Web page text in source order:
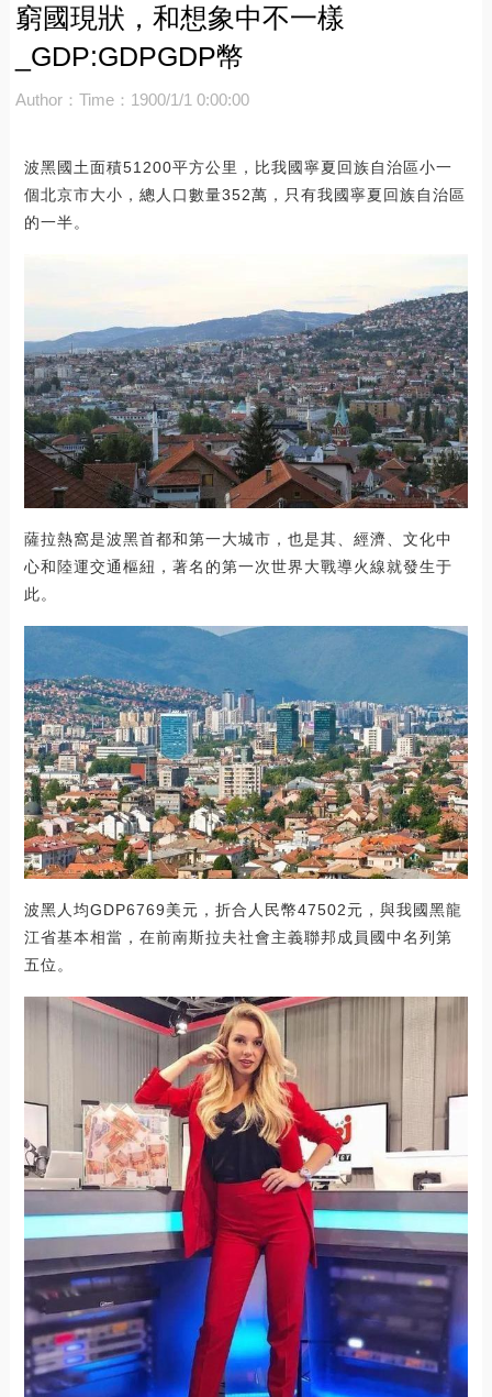
窮國現狀，和想象中不一樣
_GDP:GDPGDP幣
Author： Time：1900/1/1 0:00:00
波黑國土面積51200平方公里，比我國寧夏回族自治區小一
個北京市大小，總人口數量352萬，只有我國寧夏回族自治區
的一半。
薩拉熱窩是波黑首都和第一大城市，也是其、經濟、文化中
心和陸運交通樞紐，著名的第一次世界大戰導火線就發生于
此。
波黑人均GDP6769美元，折合人民幣47502元，與我國黑龍
江省基本相當，在前南斯拉夫社會主義聯邦成員國中名列第
五位。